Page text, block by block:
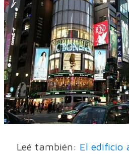
Leé también: El edificio